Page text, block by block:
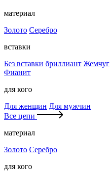
материал
Золото Серебро
вставки
Без вставки бриллиант Жемчуг
Фианит
для кого
Для женщин Для мужчин
Все цепи
материал
Золото Серебро
для кого